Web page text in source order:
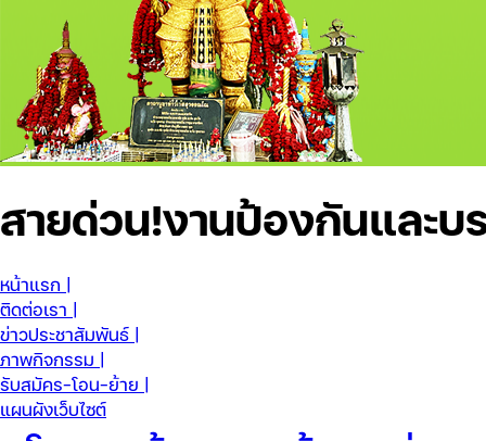
สายด่วน!งานป้องกันและบ
หน้าแรก |
ติดต่อเรา |
ข่าวประชาสัมพันธ์ |
ภาพกิจกรรม |
รับสมัคร-โอน-ย้าย |
แผนผังเว็บไซต์